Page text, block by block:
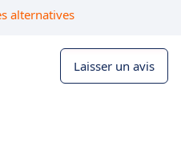
alternatives
Laisser un avis